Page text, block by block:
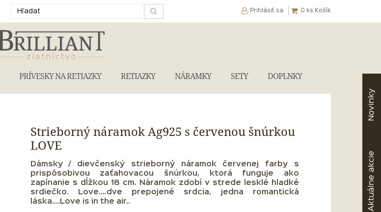
Prihlásiť sa 0 ks Košík
PRÍVESKY NA RETIAZKY RETIAZKY NÁRAMKY SETY DOPLNKY
Aktuálne
akcie
Novinky
Strieborný náramok Ag925 s červenou šnúrkou
LOVE
Dámsky / dievčenský strieborný náramok červenej farby s
prispôsobivou zaťahovacou šnúrkou, ktorá funguje ako
zapínanie s dĺžkou 18 cm.
Náramok zdobí v strede lesklé hladké
srdiečko.
Love....dve prepojené srdcia, jedna romantická
láska....Love is in the air..